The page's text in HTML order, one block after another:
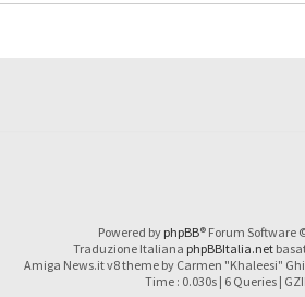
Powered by phpBB® Forum Software
Traduzione Italiana phpBBItalia.net
Amiga News.it v8 theme by Carmen "Khaleesi"
Time : 0.030s | 6 Queries |